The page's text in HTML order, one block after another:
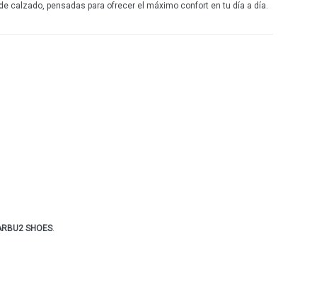
calzado, pensadas para ofrecer el máximo confort en tu día a día.
SHOES.